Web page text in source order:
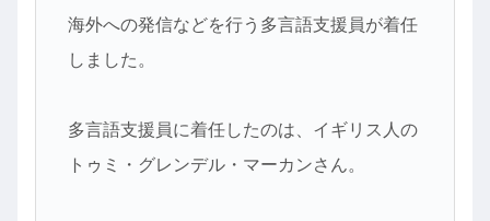
海外への発信などを行う多言語支援員が着任
しました。
多言語支援員に着任したのは、イギリス人の
トゥミ・グレンデル・マーカンさん。